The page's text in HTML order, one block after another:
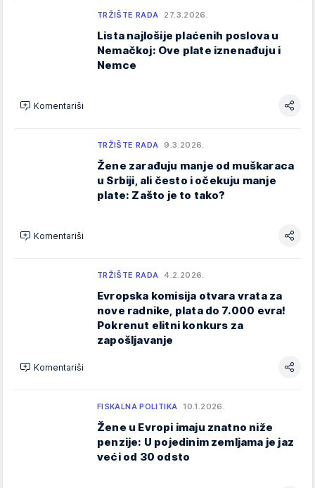
TRŽIŠTE RADA 27.3.2026.
Lista najlošije plaćenih poslova u
Nemačkoj: Ove plate iznenađuju i
Nemce
Komentariši
TRŽIŠTE RADA 9.3.2026.
Žene zarađuju manje od muškaraca
u Srbiji, ali često i očekuju manje
plate: Zašto je to tako?
Komentariši
TRŽIŠTE RADA 4.2.2026.
Evropska komisija otvara vrata za
nove radnike, plata do 7.000 evra!
Pokrenut elitni konkurs za
zapošljavanje
Komentariši
FISKALNA POLITIKA 10.1.2026.
Žene u Evropi imaju znatno niže
penzije: U pojedinim zemljama je jaz
veći od 30 odsto